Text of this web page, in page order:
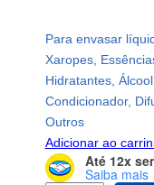
Para envasar
Xaropes,
Hidratantes,
Condicionador,
Outros
Adicionar ao
Até 12x
Saiba mais